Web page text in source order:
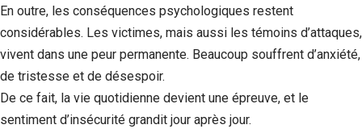
En outre, les conséquences psychologiques restent
considérables. Les victimes, mais aussi les témoins d’attaques,
vivent dans une peur permanente. Beaucoup souffrent d’anxiété,
de tristesse et de désespoir.
De ce fait, la vie quotidienne devient une épreuve, et le
sentiment d’insécurité grandit jour après jour.